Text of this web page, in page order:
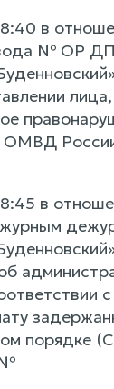
в
№ ОР
ОМВД
в
порядке
№